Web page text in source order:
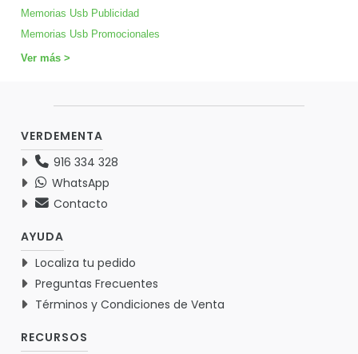
Memorias Usb Publicidad
Memorias Usb Promocionales
Ver más >
VERDEMENTA
916 334 328
WhatsApp
Contacto
AYUDA
Localiza tu pedido
Preguntas Frecuentes
Términos y Condiciones de Venta
RECURSOS